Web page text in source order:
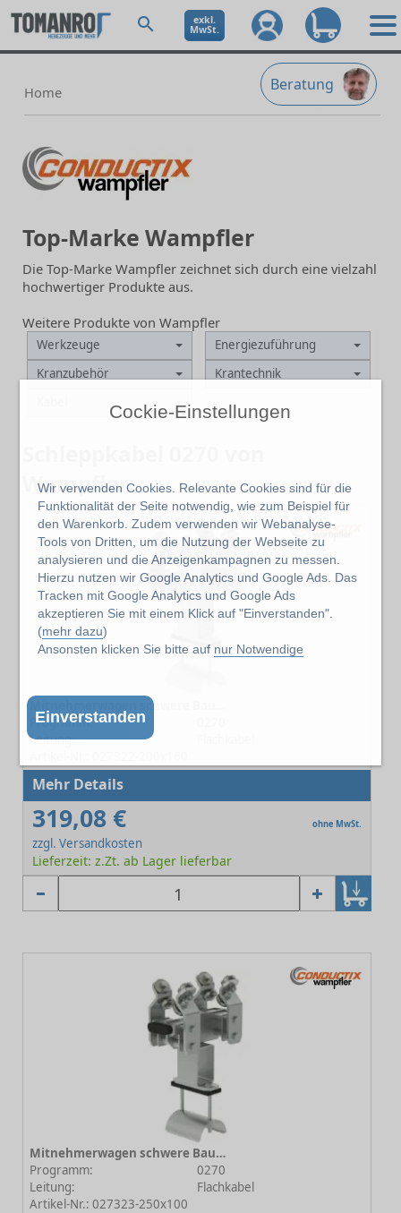
Cockie-Einstellungen
Wir verwenden Cookies. Relevante Cookies sind für die
Funktionalität der Seite notwendig, wie zum Beispiel für
den Warenkorb. Zudem verwenden wir Webanalyse-
Tools von Dritten, um die Nutzung der Webseite zu
analysieren und die Anzeigenkampagnen zu messen.
Hierzu nutzen wir Google Analytics und Google Ads. Das
Tracken mit Google Analytics und Google Ads
akzeptieren Sie mit einem Klick auf "Einverstanden".
(mehr dazu)
Ansonsten klicken Sie bitte auf nur Notwendige
Einverstanden
exkl.
MwSt.
Beratung
Home
Top-Marke Wampfler
Die Top-Marke Wampfler zeichnet sich durch eine vielzahl
hochwertiger Produkte aus.
Weitere Produkte von Wampfler
Werkzeuge
Energiezuführung
Kranzubehör
Krantechnik
Wampfler:
Programm:
Leitung:
Mehr Details
319,08 € ohne MwSt.
zzgl. Versandkosten
Lieferzeit: z.Zt. ab Lager lieferbar
Mitnehmerwagen schwere Baureihe Programm 0270 250x100
Programm:
0270
Leitung:
Flachkabel
Artikel-Nr.: 027323-250x100